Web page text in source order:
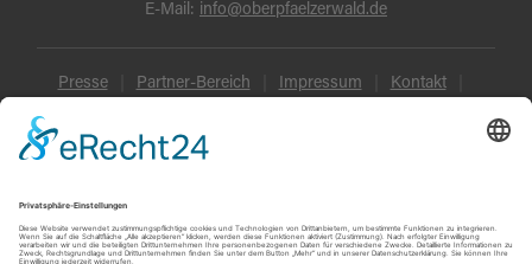
E-Mail: info@oberpfaelzerwald.de
Presse Partner-Bereich Impressum Kontakt
Datenschutz